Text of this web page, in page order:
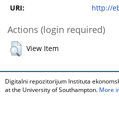
URI:
http://
Actions (login required)
View Item
Digitalni repozitorijum Instituta
at the University of Southampton. More